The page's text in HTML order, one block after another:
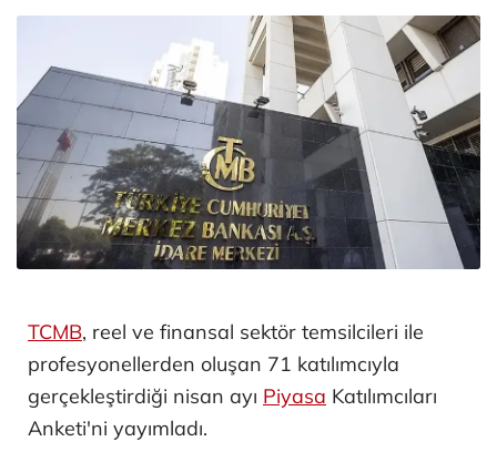
TCMB, reel ve finansal sektör temsilcileri ile
profesyonellerden oluşan 71 katılımcıyla
gerçekleştirdiği nisan ayı Piyasa Katılımcıları
Anketi'ni yayımladı.